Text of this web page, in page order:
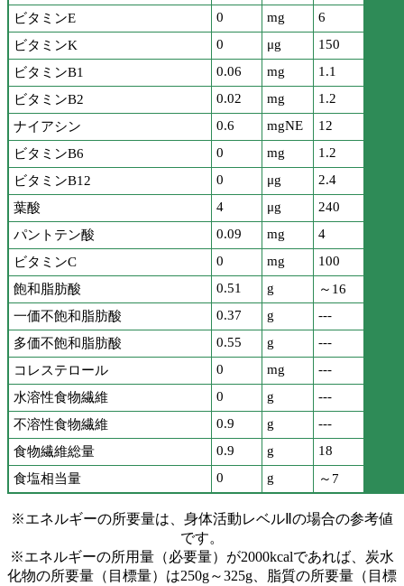
ビタミンE
0 mg
6
ビタミンK
0 μg
150
ビタミンB1
0.06 mg
1.1
ビタミンB2
0.02 mg
1.2
ナイアシン
0.6 mgNE
12
ビタミンB6
0 mg
1.2
ビタミンB12
0 μg
2.4
葉酸
4 μg
240
パントテン酸
0.09 mg
4
ビタミンC
0 mg
100
飽和脂肪酸
0.51 g
～16
一価不飽和脂肪酸
0.37 g
---
多価不飽和脂肪酸
0.55 g
---
コレステロール
0 mg
---
水溶性食物繊維
0 g
---
不溶性食物繊維
0.9 g
---
食物繊維総量
0.9 g
18
食塩相当量
0 g ～7
※エネルギーの所要量は、身体活動レベルⅡの場合の参考値
です。
※エネルギーの所用量（必要量）が2000kcalであれば、炭水
化物の所要量（目標量）は250g～325g、脂質の所要量（目標